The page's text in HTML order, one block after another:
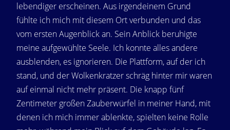
lebendiger erscheinen. Aus irgendeinem Grund
fühlte ich mich mit diesem Ort verbunden und das
vom ersten Augenblick an. Sein Anblick beruhigte
meine aufgewühlte Seele. Ich konnte alles andere
ausblenden, es ignorieren. Die Plattform, auf der ich
stand, und der Wolkenkratzer schräg hinter mir waren
auf einmal nicht mehr präsent. Die knapp fünf
Zentimeter großen Zauberwürfel in meiner Hand, mit
denen ich mich immer ablenkte, spielten keine Rolle